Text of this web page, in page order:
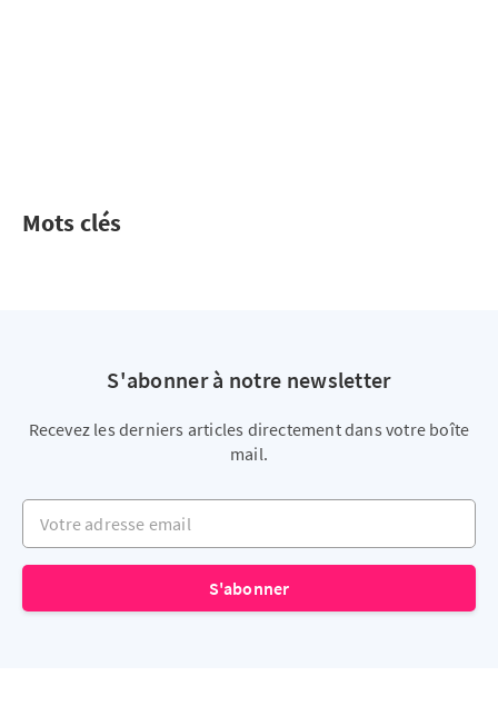
Mots clés
S'abonner à notre newsletter
Recevez les derniers articles directement dans votre boîte
mail.
Votre adresse email
S'abonner